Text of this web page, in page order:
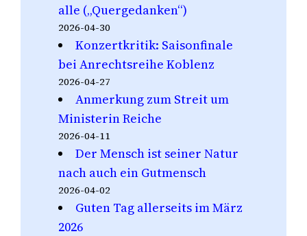
alle („Quergedanken“)
2026-04-30
Konzertkritik: Saisonfinale
bei Anrechtsreihe Koblenz
2026-04-27
Anmerkung zum Streit um
Ministerin Reiche
2026-04-11
Der Mensch ist seiner Natur
nach auch ein Gutmensch
2026-04-02
Guten Tag allerseits im März
2026